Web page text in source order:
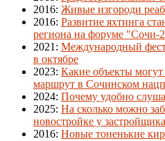
2016: Живые изгороди
2016: Развитие яхтинга
региона на форуме "Сочи-
2021 : Международный
в октябре
2023: Какие объекты
маршрут в Сочинском
2024: Почему удобно
2025: На сколько можно
новостройке у застройщика
2016: Новые тоненькие